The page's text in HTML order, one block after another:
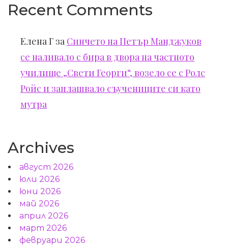
Recent Comments
Елена Г за Синчето на Петър Манджуков
се наливало с бира в двора на частното
училище „Свети Георги“, возело се с Ролс
Ройс и заплашвало съучениците си като
мутра
Archives
август 2026
юли 2026
юни 2026
май 2026
април 2026
март 2026
февруари 2026